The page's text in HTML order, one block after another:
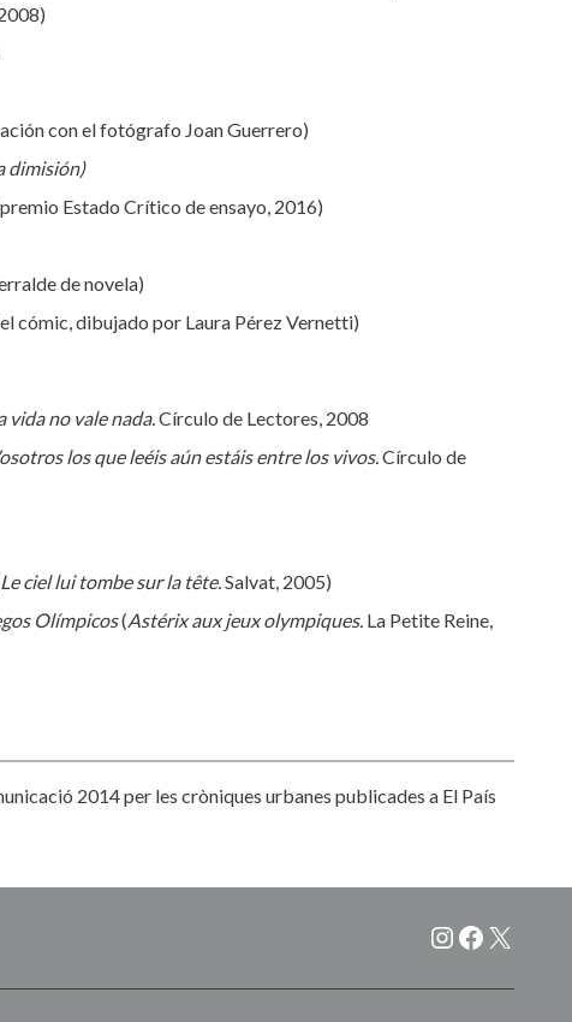
con el fotógrafo Joan Guerrero)
dimisión)
Estado Crítico de ensayo, 2016)
de novela)
cómic, dibujado por Laura Pérez Vernetti)
vida no vale nada.Círculo de Lectores, 2008
los que leéis aún estáis entre los vivos.Círculo de
Le ciel lui tombe sur la tête.Salvat, 2005)
Olímpicos(Astérix aux jeux olympiques. La Petite Reine,
2014 per les cròniques urbanes publicades a El País
Instagram
X